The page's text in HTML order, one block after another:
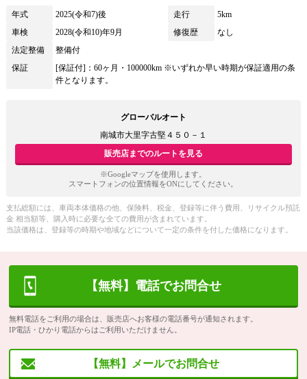
年式 2025(令和7)後 走行
5km
車検
2028(令和10)年9月 修復歴
なし
法定整備
整備付
保証
[保証付]：60ヶ月・100000km ※いずれか早い時期が保証適用の条
件となります。
グローバルオート
南城市大里字古堅４５０－１
販売店までのルートを見る
※Googleマップを使用します。
スマートフォンの位置情報をONにしてください。
支払総額には、車両本体価格の他、保険料、税金、登録等に伴う費用、リサイクル預託
金 相当額等、購入時に必要な全ての費用が含まれています。
当該価格は、登録等の時期や地域などについて一定の条件を付した価格になります。
【無料】電話でお問合せ
無料電話をご利用の場合は、販売店へお客様の電話番号が通知されます。
IP電話・ひかり電話からはご利用いただけません。
【無料】メールでお問合せ